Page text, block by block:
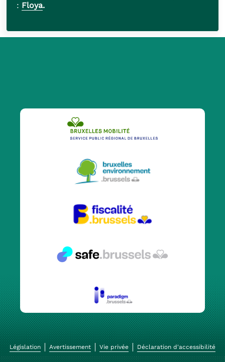
: Floya.
Législation Avertissement Vie privée Déclaration d'accessibilité